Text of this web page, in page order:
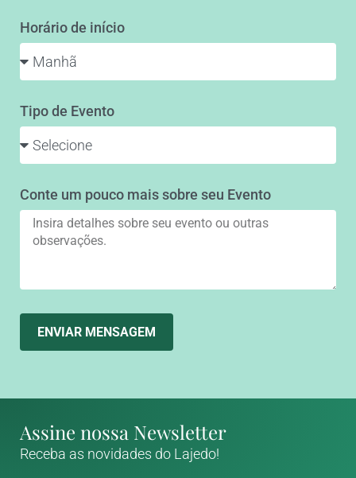
Horário de início
Tipo de Evento
Conte um pouco mais sobre seu Evento
ENVIAR MENSAGEM
Assine nossa Newsletter
Receba as novidades do Lajedo!